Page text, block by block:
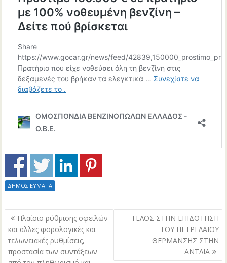
ΔΗΜΟΣΙΕΥΜΑΤΑ
Πλοήγηση
άρθρων
Πλαίσιο ρύθμισης οφειλών
και άλλες φορολογικές και
τελωνειακές ρυθμίσεις,
προστασία των συντάξεων
ΤΕΛΟΣ ΣΤΗΝ ΕΠΙΔΟΤΗΣΗ
ΤΟΥ ΠΕΤΡΕΛΑΙΟΥ
ΘΕΡΜΑΝΣΗΣ ΣΤΗΝ
ΑΝΤΛΙΑ